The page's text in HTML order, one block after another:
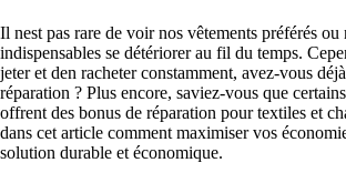
Il nest pas rare de voir nos vêtements préférés ou
indispensables se détériorer au fil du temps.
jeter et den racheter constamment, avez-vous
réparation ? Plus encore, saviez-vous que
offrent des bonus de réparation pour textiles et
dans cet article comment maximiser vos
solution durable et économique.